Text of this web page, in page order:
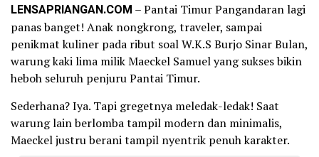
LENSAPRIANGAN.COM – Pantai Timur Pangandaran lagi
panas banget! Anak nongkrong, traveler, sampai
penikmat kuliner pada ribut soal W.K.S Burjo Sinar Bulan,
warung kaki lima milik Maeckel Samuel yang sukses bikin
heboh seluruh penjuru Pantai Timur.
Sederhana? Iya. Tapi gregetnya meledak-ledak! Saat
warung lain berlomba tampil modern dan minimalis,
Maeckel justru berani tampil nyentrik penuh karakter.